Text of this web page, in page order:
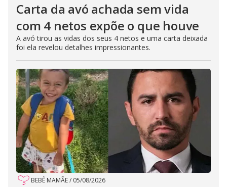
Carta da avó achada sem vida
com 4 netos expõe o que houve
A avó tirou as vidas dos seus 4 netos e uma carta deixada
foi ela revelou detalhes impressionantes.
BEBÊ MAMÃE/ 05/08/2026